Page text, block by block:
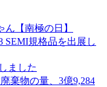
ん【南極の日】
SEMI規格品を出展し
ました
棄物の量、3億9,284